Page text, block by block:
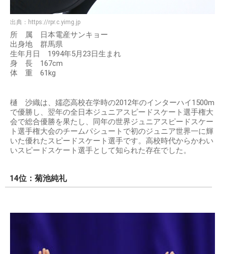
出典： https://rpr.c.yimg.jp
所 属 日本電産サンキョー
出身地 群馬県
生年月日 1994年5月23日生まれ
身 長 167cm
体 重 61kg
樋 沙織は、嬬恋高校在学時の2012年のインターハイ1500m
で優勝し、翌年の全日本ジュニアスピードスケート選手権大
会で総合優勝を果たし、同年の世界ジュニアスピードスケー
ト選手権大会のチームパシュートで初のジュニア世界一に輝
いた優れたスピードスケート選手です。高校時代からかわい
いスピードスケート選手として知られた存在でした。
14位：菊池純礼